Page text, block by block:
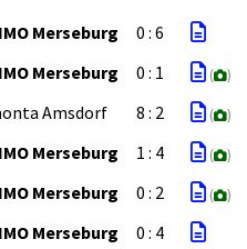
Merseburg 0 : 6
Merseburg 0 : 1 ( )
Amsdorf 8 : 2 ( )
Merseburg 1 : 4 ( )
Merseburg 0 : 2 ( )
Merseburg 0 : 4